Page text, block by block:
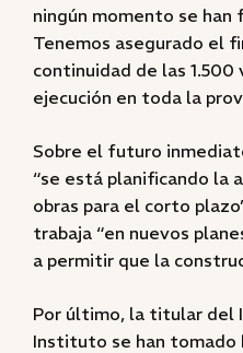
ningún momento se han
Tenemos asegurado el
continuidad de las
ejecución en toda la
Sobre el futuro
“se está planificando la
obras para el corto
trabaja “en nuevos
a permitir que la
Por último, la titular del
Instituto se han tomado